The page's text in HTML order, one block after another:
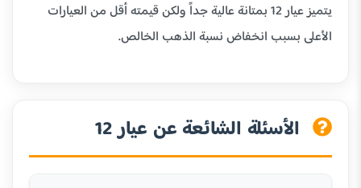
يتميز عيار 12 بمتانة عالية جداً ولكن قيمته أقل من العيارات
الأعلى بسبب انخفاض نسبة الذهب الخالص.
الأسئلة الشائعة عن عيار 12